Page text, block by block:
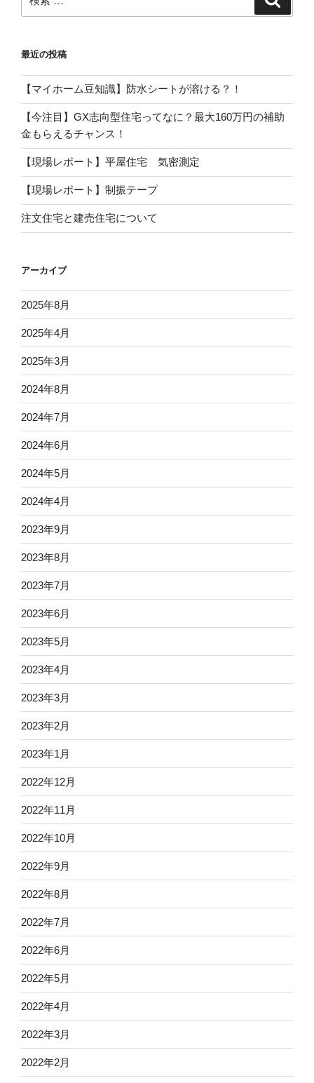
が
す
の
ト】
の
高
階
は
こ
ん
な
こ
と
を
や
い
ま
し
た！”
の
索:
最近の投稿
【マイホーム豆知識】防水シートが溶ける？！
【今注目】GX志向型住宅ってなに？最大160万円の補助
金もらえるチャンス！
【現場レポート】平屋住宅 気密測定
【現場レポート】制振テープ
注文住宅と建売住宅について
アーカイブ
2025年8月
2025年4月
2025年3月
2024年8月
2024年7月
2024年6月
2024年5月
2024年4月
2023年9月
2023年8月
2023年7月
2023年6月
2023年5月
2023年4月
2023年3月
2023年2月
2023年1月
2022年12月
2022年11月
2022年10月
2022年9月
2022年8月
2022年7月
2022年6月
2022年5月
2022年4月
2022年3月
2022年2月